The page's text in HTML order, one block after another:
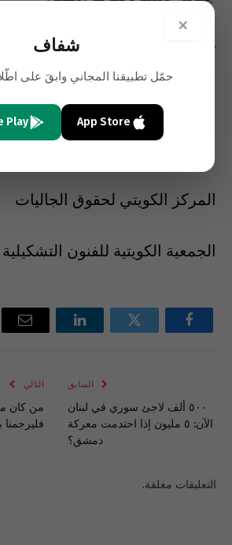
جمعية حماية المال العام
المركز الكويتي لحقوق الجاليات
الجمعية الكويتية للفنون التشكيلية
فيسبوك تويتر لينكدإن
البريد
السابق
٥٠٠ ألف لاجئ سوري في لبنان
الآن: ٥ مليون إذا احتدمت معركة
دمشق؟
التالي
من كان
التعليقات مغلقة.
×
شفاف
حمّل تطبيقنا المجاني وابقَ على
App Store
Play